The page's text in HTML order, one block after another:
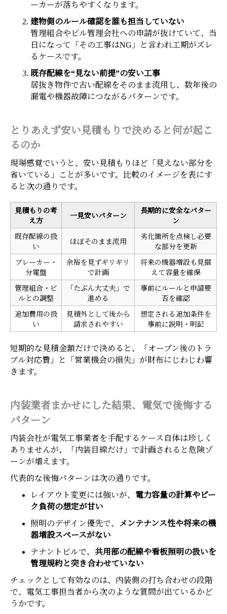
ーカーが落ちやすくなります。
建物側のルール確認を誰も担当していない
管理組合やビル管理会社への申請が抜けていて、当
日になって「その工事はNG」と言われ工期がズレ
るケースです。
既存配線を“見ない前提”の安い工事
居抜き物件で古い配線をそのまま流用し、数年後の
漏電や機器故障につながるパターンです。
とりあえず安い見積もりで決めると何が起こ
るのか
現場感覚でいうと、安い見積もりほど「見えない部分を
省いている」ことが多いです。比較のイメージを表にす
ると次の通りです。
見積もりの考
え方
一見安いパターン
長期的に安全なパター
ン
既存配線の扱
い
ほぼそのまま流用
劣化箇所を点検し必要
な部分を更新
ブレーカー・
分電盤
余裕を見ずギリギリ
で計画
将来の機器増設も見据
えて容量を確保
管理組合・ビ
ルとの調整
「たぶん大丈夫」で
進める
事前にルールと申請要
否を確認
追加費用の扱
い
見積外として後から
請求されやすい
想定される追加条件を
事前に説明・明記
短期的な見積金額だけで決めると、「オープン後のトラ
ブル対応費」と「営業機会の損失」が財布にじわじわ響
きます。
内装業者まかせにした結果、電気で後悔する
パターン
内装会社が電気工事業者を手配するケース自体は珍しく
ありませんが、「内装目線だけ」で計画されると危険ゾ
ーンが増えます。
代表的な後悔パターンは次の通りです。
レイアウト変更には強いが、 電力容量の計算やピー
ク負荷の想定が甘い
照明のデザイン優先で、
メンテナンス性や将来の機
器増設スペースがない
テナントビルで、 共用部の配線や看板照明の扱いを
管理規約と突き合わせていない
チェックとして有効なのは、内装側の打ち合わせの段階
で、電気工事担当者から次のような質問が出ているかど
うかです。